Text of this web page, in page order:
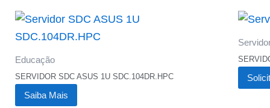
Educação
SERVIDOR SDC ASUS 1U SDC.104DR.HPC
Saiba Mais